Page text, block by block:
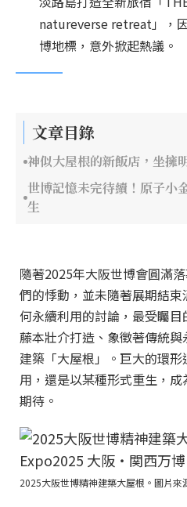
natureverse retreat」，
博地標，意外掀起熱議。
文章目錄
神似大屋根的新飯店，坐擁
世博記憶未完待續！原子小
生
隨著2025年大阪世博會圓滿
們的悸動，並未隨著展期結
何永續利用的討論，最受矚
藤本壯介打造、象徵著傳統
建築「大屋根」。巨大的環
用，還是以某種形式重生，
期待。
2025大阪世博精神建築大屋根。圖片來